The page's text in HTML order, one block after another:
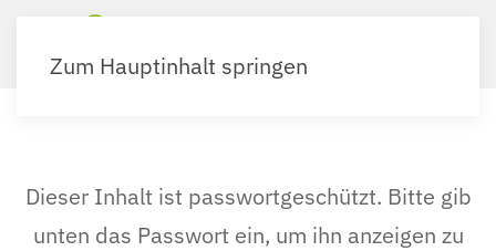
Zum Hauptinhalt springen
Dieser Inhalt ist passwortgeschützt. Bitte gib
unten das Passwort ein, um ihn anzeigen zu